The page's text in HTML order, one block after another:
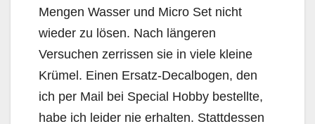
Mengen Wasser und Micro Set nicht
wieder zu lösen. Nach längeren
Versuchen zerrissen sie in viele kleine
Krümel. Einen Ersatz-Decalbogen, den
ich per Mail bei Special Hobby bestellte,
habe ich leider nie erhalten. Stattdessen